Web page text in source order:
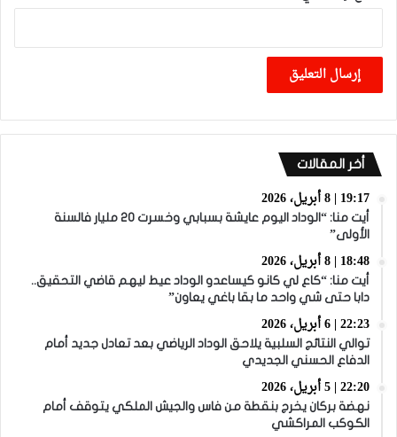
أخر المقالات
19:17 | 8 أبريل، 2026
أيت منا: “الوداد اليوم عايشة بسبابي وخسرت 20 مليار فالسنة
الأولى”
18:48 | 8 أبريل، 2026
أيت منا: “كاع لي كانو كيساعدو الوداد عيط ليهم قاضي التحقيق..
دابا حتى شي واحد ما بقا باغي يعاون”
22:23 | 6 أبريل، 2026
توالي النتائج السلبية يلاحق الوداد الرياضي بعد تعادل جديد أمام
الدفاع الحسني الجديدي
22:20 | 5 أبريل، 2026
نهضة بركان يخرج بنقطة من فاس والجيش الملكي يتوقف أمام
الكوكب المراكشي